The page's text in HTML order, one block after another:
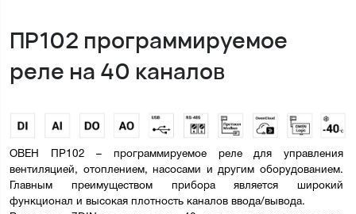
ПР102 программируемое
реле на 40 каналов
ОВЕН ПР102 – программируемое реле для управления
вентиляцией, отоплением, насосами и другим оборудованием.
Главным преимуществом прибора является широкий
функционал и высокая плотность каналов ввода/вывода.